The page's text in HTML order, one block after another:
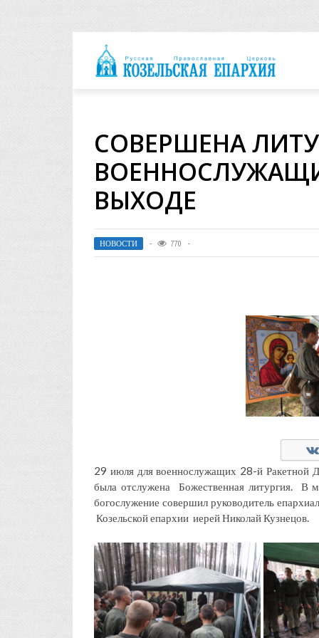
СОВЕРШЕНА
ВЫХОДЕ
НОВОСТИ 770
29 июля для военнослужащих 28-й Ракетной
была отслужена Божественная литургия. В
богослужение совершил руководитель
Козельской епархии иерей Николай Кузнецов.